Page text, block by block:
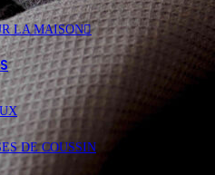
LA MAISON
DE COUSSIN